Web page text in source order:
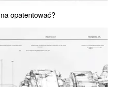
opatentować?